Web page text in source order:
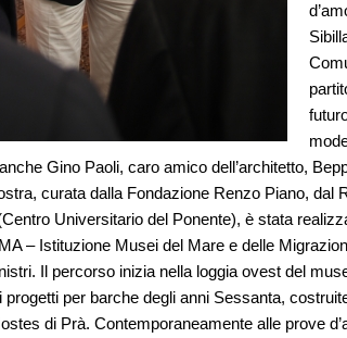
Gino Paoli, caro amico dell’architetto,
curata dalla Fondazione Renzo Piano, dal
Universitario del Ponente), è stata
– Istituzione Musei del Mare e delle
Il percorso inizia nella loggia ovest del
progetti per barche degli anni Sessanta,
di Prà. Contemporaneamente alle prove